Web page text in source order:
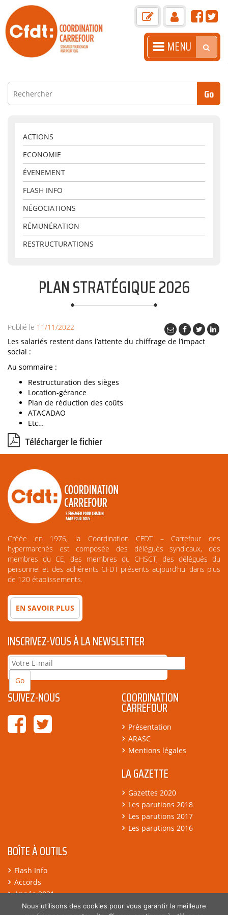
MENU
PRÉSENTATION
LA GAZETTE
BOITE À OUTILS
LIENS+
ARASC
CONTACT
ACTIONS
ECONOMIE
ÉVENEMENT
FLASH INFO
NÉGOCIATIONS
RÉMUNÉRATION
RESTRUCTURATIONS
PLAN STRATÉGIQUE 2026
Publié le 11/11/2022
Les salariés restent dans l’attente du chiffrage de l’impact
social :
Au sommaire :
Restructuration des sièges
Location-gérance
Plan de réduction des coûts
ATACADAO
Etc…
Télécharger le fichier
Créée en 1976, la Coordination CFDT – Carrefour des
hypermarchés est composée des délégués syndicaux, des
membres du CE, des membres du CHSCT, des délégués du
personnel et des adhérents CFDT présents aujourd’hui dans plus
de 120 établissements.
EN SAVOIR PLUS
INSCRIVEZ-VOUS À LA NEWSLETTER
SUIVEZ-NOUS COORDINATION
CARREFOUR
Présentation
ARASC
Mentions légales
LA GAZETTE
Gazettes 2020
Les parutions 2018
Les parutions 2017
Les parutions 2016
BOÎTE À OUTILS
Flash Info
Accords
Année 2021
Argumentaires
Nous utilisons des cookies pour vous garantir la meilleure